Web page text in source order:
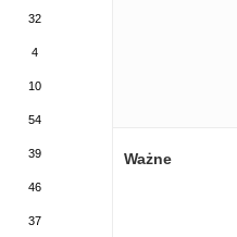
32
4
10
54
39
46
37
Ważne